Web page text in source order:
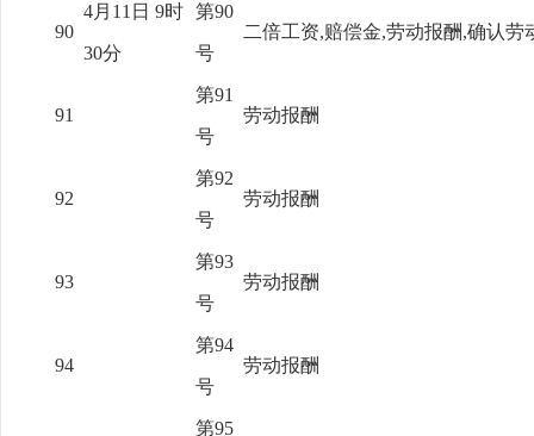
90
4月11日 9时
30分
第90
号
二倍工资,赔偿金,劳动报酬,确认劳
91
第91
号
劳动报酬
92
第92
号
劳动报酬
93
第93
号
劳动报酬
94
第94
号
劳动报酬
第95